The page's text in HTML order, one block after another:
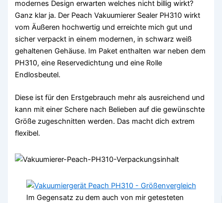
modernes Design erwarten welches nicht billig wirkt?
Ganz klar ja. Der Peach Vakuumierer Sealer PH310 wirkt
vom Äußeren hochwertig und erreichte mich gut und
sicher verpackt in einem modernen, in schwarz weiß
gehaltenen Gehäuse. Im Paket enthalten war neben dem
PH310, eine Reservedichtung und eine Rolle
Endlosbeutel.
Diese ist für den Erstgebrauch mehr als ausreichend und
kann mit einer Schere nach Belieben auf die gewünschte
Größe zugeschnitten werden. Das macht dich extrem
flexibel.
Im Gegensatz zu dem auch von mir getesteten